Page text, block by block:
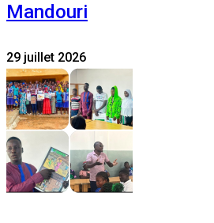
Mandouri
29 juillet 2026